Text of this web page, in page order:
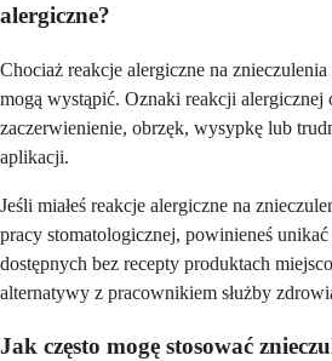
alergiczne?
Chociaż reakcje alergiczne na
mogą wystąpić. Oznaki reakcji alergicznej
zaczerwienienie, obrzęk, wysypkę lub
aplikacji.
Jeśli miałeś reakcje alergiczne na
pracy stomatologicznej, powinieneś
dostępnych bez recepty produktach
alternatywy z pracownikiem służby
Jak często mogę stosować